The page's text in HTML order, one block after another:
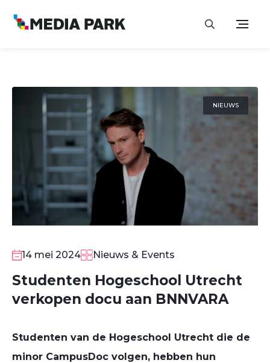
NIEUWS
14 mei 2024 Nieuws & Events
Studenten Hogeschool Utrecht
verkopen docu aan BNNVARA
Studenten van de Hogeschool Utrecht die de
minor CampusDoc volgen, hebben hun